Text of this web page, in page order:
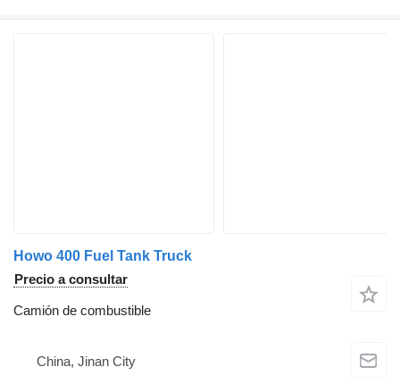
Howo 400 Fuel Tank Truck
Precio a consultar
Camión de combustible
China, Jinan City